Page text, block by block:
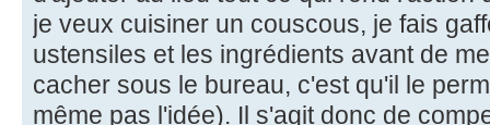
je veux cuisiner un couscous, je fais
ustensiles et les ingrédients avant de
cacher sous le bureau, c'est qu'il le
même pas l'idée). Il s'agit donc de